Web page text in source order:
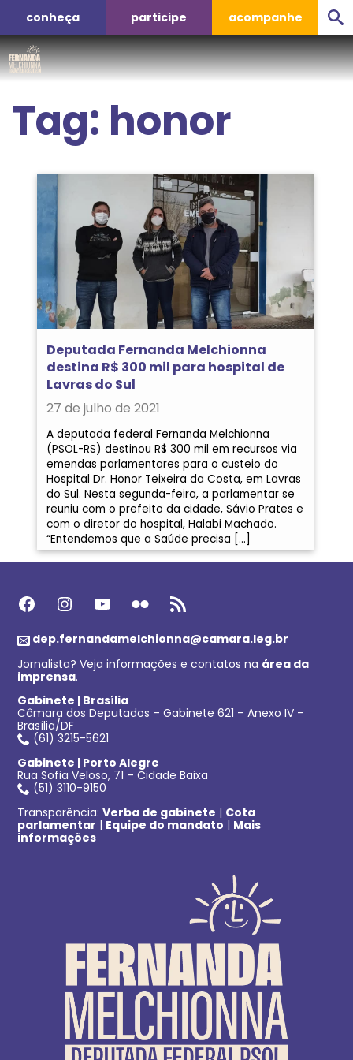
conheça participe acompanhe
Tag: honor
Deputada Fernanda Melchionna
destina R$ 300 mil para hospital de
Lavras do Sul
27 de julho de 2021
A deputada federal Fernanda Melchionna
(PSOL-RS) destinou R$ 300 mil em recursos via
emendas parlamentares para o custeio do
Hospital Dr. Honor Teixeira da Costa, em Lavras
do Sul. Nesta segunda-feira, a parlamentar se
reuniu com o prefeito da cidade, Sávio Prates e
com o diretor do hospital, Halabi Machado.
“Entendemos que a Saúde precisa […]
Facebook Instagram Youtube Flickr Feed RSS
dep.fernandamelchionna@camara.leg.br
Jornalista? Veja informações e contatos na área da
imprensa.
Gabinete | Brasília
Câmara dos Deputados – Gabinete 621 – Anexo IV –
Brasília/DF
(61) 3215-5621
Gabinete | Porto Alegre
Rua Sofia Veloso, 71 – Cidade Baixa
(51) 3110-9150
Transparência:Verba de gabinete | Cota
parlamentar | Equipe do mandato | Mais
informações